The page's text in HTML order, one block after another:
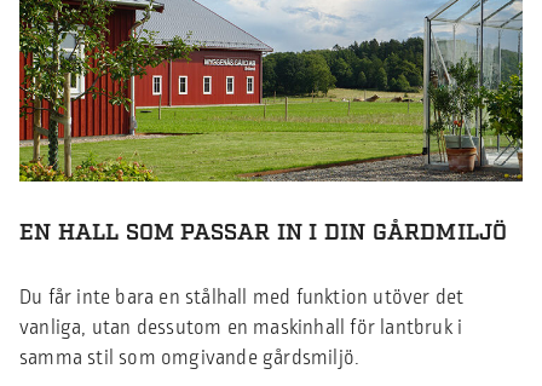
EN HALL SOM PASSAR IN I DIN GÅRDMILJÖ
Du får inte bara en stålhall med funktion utöver det
vanliga, utan dessutom en maskinhall för lantbruk i
samma stil som omgivande gårdsmiljö.